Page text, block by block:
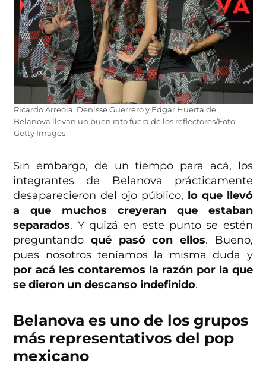
Ricardo Arreola, Denisse Guerrero y Edgar Huerta de
Belanova llevan un buen rato fuera de los reflectores/Foto:
Getty Images
Sin embargo, de un tiempo para acá, los
integrantes de Belanova prácticamente
desaparecieron del ojo público, lo que llevó
a que muchos creyeran que estaban
separados. Y quizá en este punto se estén
preguntandoqué pasó con ellos. Bueno,
pues nosotros teníamos la misma duda y
por acá les contaremos la razón por la que
se dieron un descanso indefinido.
Belanova es uno de los grupos
más representativos del pop
mexicano